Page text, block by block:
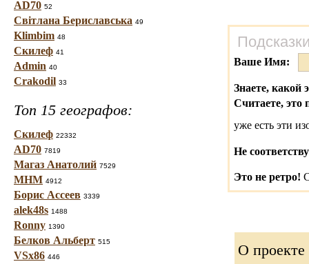
AD70 52
Світлана Бериславська 49
Klimbim 48
Скилеф 41
Admin 40
Crakodil 33
Топ 15 географов:
Скилеф 22332
AD70 7819
Магаз Анатолий 7529
МНМ 4912
Борис Ассеев 3339
alek48s 1488
Ronny 1390
Белков Альберт 515
VSx86 446
Ваше Имя:
Знаете, какой
Считаете, это
уже есть эти
Не
Это не ретро!
О проекте